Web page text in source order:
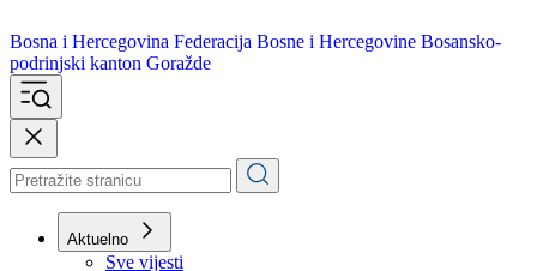
Bosna i Hercegovina
podrinjski kanton Goražde